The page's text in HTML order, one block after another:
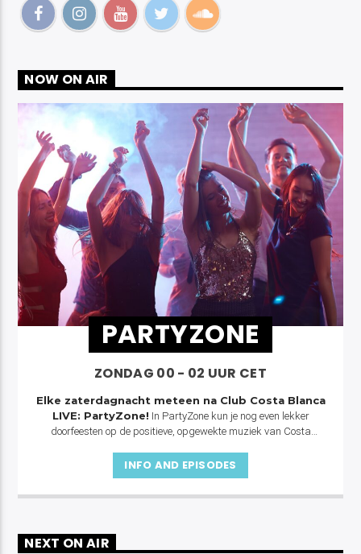
NOW ON AIR
PARTYZONE
ZONDAG 00 - 02 UUR CET
Elke zaterdagnacht meteen na Club Costa Blanca
LIVE: PartyZone!
doorfeesten op de positieve, opgewekte muziek van Costa
met PartyZone!
INFO AND EPISODES
NEXT ON AIR